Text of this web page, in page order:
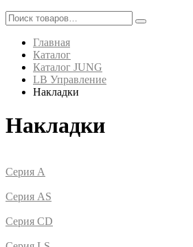
Главная
Каталог
Каталог JUNG
LB Управление
Накладки
Накладки
Серия A
Серия AS
Серия CD